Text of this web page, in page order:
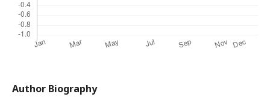
Author Biography